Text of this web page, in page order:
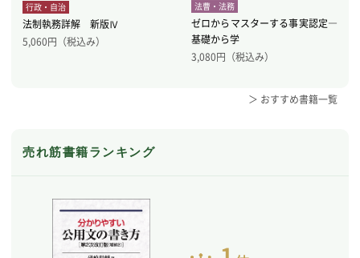
行政・自治
法制執務詳解 新版Ⅳ
5,060円（税込み）
法曹・法務
ゼロからマスターする事実認定―
基礎から学
3,080円（税込み）
＞ おすすめ書籍一覧
売れ筋書籍ランキング